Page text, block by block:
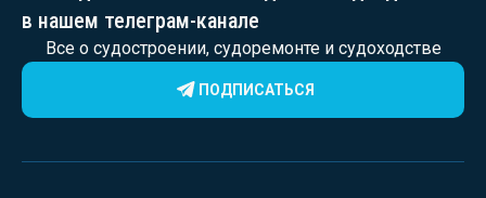
в нашем телеграм-канале
Все о судостроении, судоремонте и судоходстве
ПОДПИСАТЬСЯ